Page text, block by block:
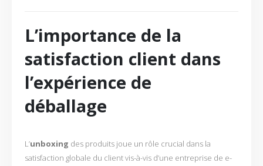
L’importance de la
satisfaction client dans
l’expérience de
déballage
L’unboxing des produits joue un rôle crucial dans la
satisfaction globale du client vis-à-vis d’une entreprise de e-